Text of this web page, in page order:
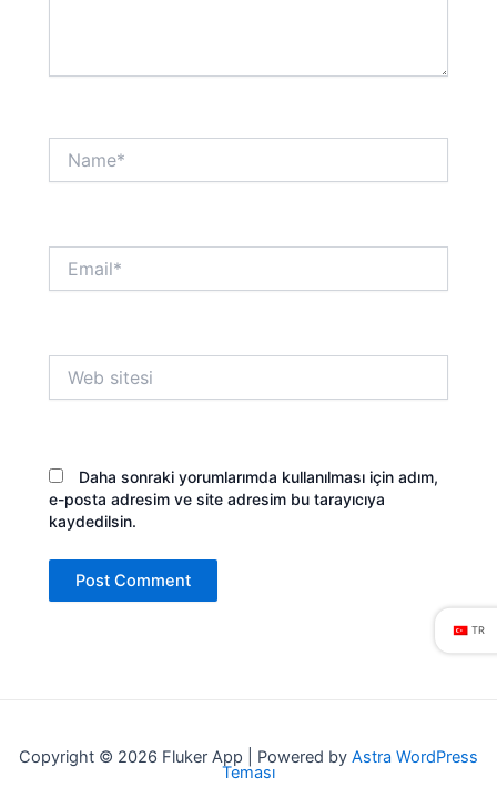
sitesi
Daha sonraki yorumlarımda kullanılması için adım,
e-posta adresim ve site adresim bu tarayıcıya
kaydedilsin.
Copyright © 2026 Fluker App | Powered by Astra WordPress
Teması
TR